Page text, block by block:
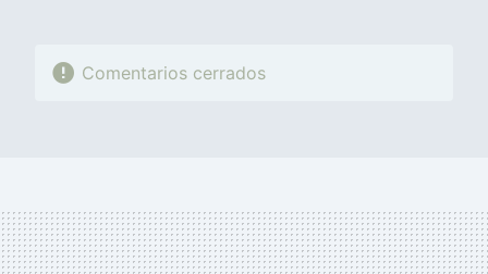
Comentarios cerrados